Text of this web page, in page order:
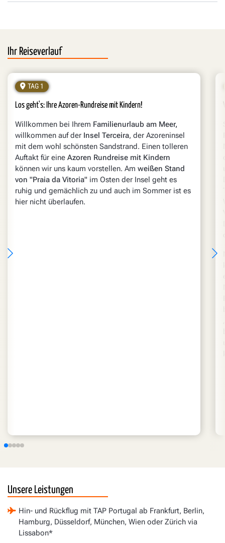
Ihr Reiseverlauf
TAG 1
Los geht's: Ihre Azoren-Rundreise mit Kindern!
Willkommen bei Ihrem Familienurlaub am Meer,
willkommen auf der Insel Terceira, der Azoreninsel
mit dem wohl schönsten Sandstrand. Einen tolleren
Auftakt für eine Azoren Rundreise mit Kindern
können wir uns kaum vorstellen. Am weißen Stand
von "Praia da Vitoria" im Osten der Insel geht es
ruhig und gemächlich zu und auch im Sommer ist es
hier nicht überlaufen.
Unsere Leistungen
Hin- und Rückflug mit TAP Portugal ab Frankfurt, Berlin,
Hamburg, Düsseldorf, München, Wien oder Zürich via
Lissabon*